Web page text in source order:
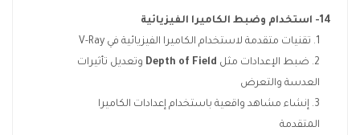
14- استخدام وضبط الكاميرا الفيزيائية
تقنيات متقدمة لاستخدام الكاميرا الفيزيائية في V-Ray
ضبط الإعدادات مثل Depth of Field وتعديل تأثيرات
العدسة والتعرض
إنشاء مشاهد واقعية باستخدام إعدادات الكاميرا
المتقدمة